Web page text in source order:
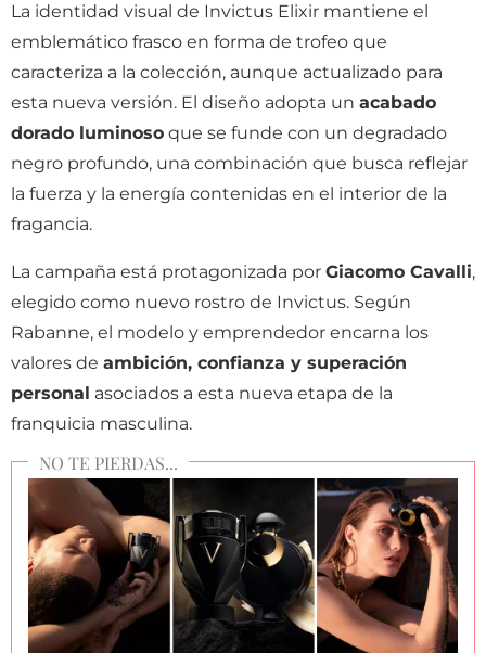
La identidad visual de Invictus Elixir mantiene el
emblemático frasco en forma de trofeo que
caracteriza a la colección, aunque actualizado para
esta nueva versión. El diseño adopta un acabado
dorado luminoso que se funde con un degradado
negro profundo, una combinación que busca reflejar
la fuerza y la energía contenidas en el interior de la
fragancia.
La campaña está protagonizada por Giacomo Cavalli,
elegido como nuevo rostro de Invictus. Según
Rabanne, el modelo y emprendedor encarna los
valores de ambición, confianza y superación
personal asociados a esta nueva etapa de la
franquicia masculina.